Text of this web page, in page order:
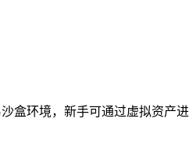
盒环境，新手可通过虚拟资产